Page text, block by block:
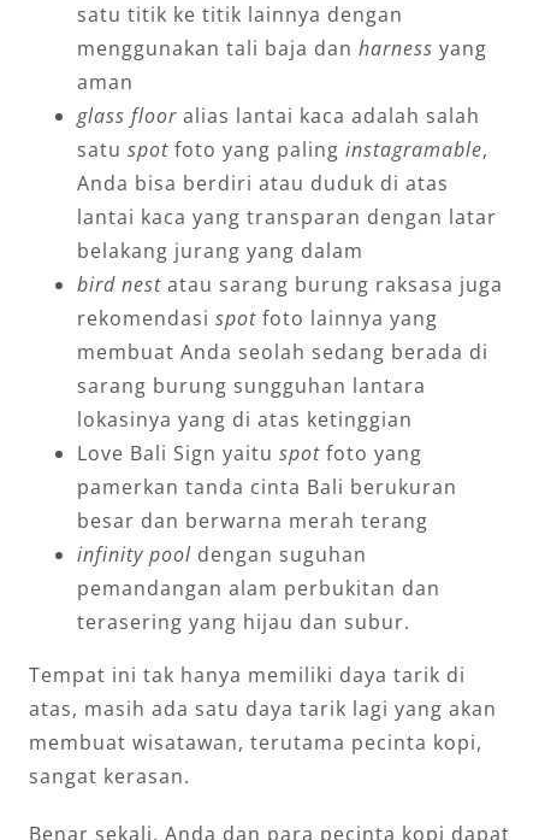
satu titik ke titik lainnya dengan
menggunakan tali baja dan harness yang
aman
glass flooralias lantai kaca adalah salah
satu spotfoto yang paling instagramable,
Anda bisa berdiri atau duduk di atas
lantai kaca yang transparan dengan latar
belakang jurang yang dalam
bird nestatau sarang burung raksasa juga
rekomendasi spotfoto lainnya yang
membuat Anda seolah sedang berada di
sarang burung sungguhan lantara
lokasinya yang di atas ketinggian
Love Bali Sign yaitu spotfoto yang
pamerkan tanda cinta Bali berukuran
besar dan berwarna merah terang
infinity pooldengan suguhan
pemandangan alam perbukitan dan
terasering yang hijau dan subur.
Tempat ini tak hanya memiliki daya tarik di
atas, masih ada satu daya tarik lagi yang akan
membuat wisatawan, terutama pecinta kopi,
sangat kerasan.
Benar sekali, Anda dan para pecinta kopi dapat